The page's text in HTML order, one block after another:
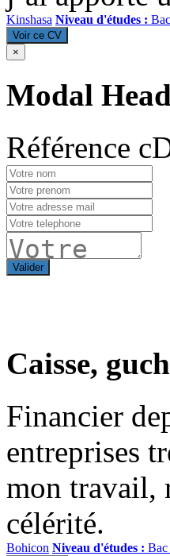
Kinshasa Niveau d'études :
Voir ce CV
×
Modal
Référence
Valider
Caisse,
Financier
entreprises
mon travail,
célérité.
Bohicon Niveau d'études :